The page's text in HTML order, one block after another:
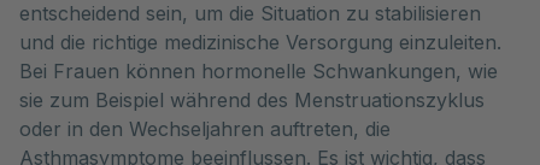
entscheidend sein, um die Situation zu stabilisieren
und die richtige medizinische Versorgung einzuleiten.
Bei Frauen können hormonelle Schwankungen, wie
sie zum Beispiel während des Menstruationszyklus
oder in den Wechseljahren auftreten, die
Asthmasymptome beeinflussen. Es ist wichtig, dass